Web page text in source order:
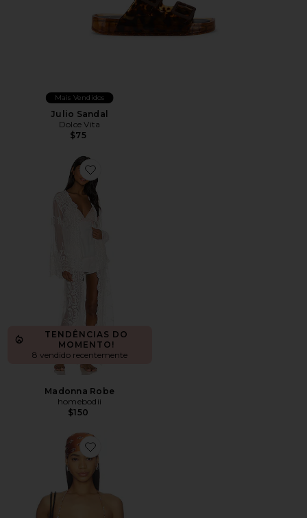
Mais Vendidos
Julio Sandal
Dolce Vita
$75
Favorite Madonna Robe
TENDÊNCIAS DO
MOMENTO!
8 vendido recentemente
Madonna Robe
homebodii
$150
Favorite Signature Swim Triangle Top